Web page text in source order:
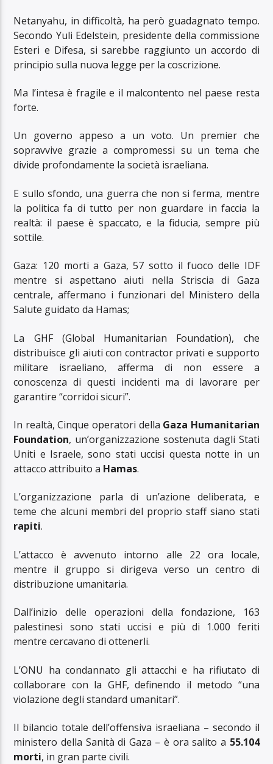
Netanyahu, in difficoltà, ha però guadagnato tempo.
Secondo Yuli Edelstein, presidente della commissione
Esteri e Difesa, si sarebbe raggiunto un accordo di
principio sulla nuova legge per la coscrizione.
Ma l’intesa è fragile e il malcontento nel paese resta
forte.
Un governo appeso a un voto. Un premier che
sopravvive grazie a compromessi su un tema che
divide profondamente la società israeliana.
E sullo sfondo, una guerra che non si ferma, mentre
la politica fa di tutto per non guardare in faccia la
realtà: il paese è spaccato, e la fiducia, sempre più
sottile.
Gaza: 120 morti a Gaza, 57 sotto il fuoco delle IDF
mentre si aspettano aiuti nella Striscia di Gaza
centrale, affermano i funzionari del Ministero della
Salute guidato da Hamas;
La GHF (Global Humanitarian Foundation), che
distribuisce gli aiuti con contractor privati e supporto
militare israeliano, afferma di non essere a
conoscenza di questi incidenti ma di lavorare per
garantire “corridoi sicuri”.
In realtà, Cinque operatori della Gaza Humanitarian
Foundation, un’organizzazione sostenuta dagli Stati
Uniti e Israele, sono stati uccisi questa notte in un
attacco attribuito a Hamas.
L’organizzazione parla di un’azione deliberata, e
teme che alcuni membri del proprio staff siano stati
rapiti.
L’attacco è avvenuto intorno alle 22 ora locale,
mentre il gruppo si dirigeva verso un centro di
distribuzione umanitaria.
Dall’inizio delle operazioni della fondazione, 163
palestinesi sono stati uccisi e più di 1.000 feriti
mentre cercavano di ottenerli.
L’ONU ha condannato gli attacchi e ha rifiutato di
collaborare con la GHF, definendo il metodo “una
violazione degli standard umanitari”.
Il bilancio totale dell’offensiva israeliana – secondo il
ministero della Sanità di Gaza – è ora salito a 55.104
morti, in gran parte civili.